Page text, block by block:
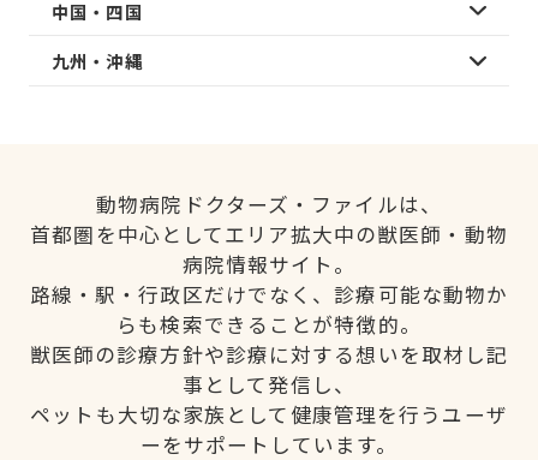
中国・四国
九州・沖縄
動物病院ドクターズ・ファイルは、
首都圏を中心としてエリア拡大中の獣医師・動物
病院情報サイト。
路線・駅・行政区だけでなく、診療可能な動物か
らも検索できることが特徴的。
獣医師の診療方針や診療に対する想いを取材し記
事として発信し、
ペットも大切な家族として健康管理を行うユーザ
ーをサポートしています。